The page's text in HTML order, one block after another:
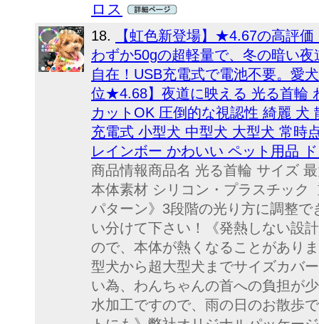
ロス
18.
【虹色新登場】★4.67の高評
わずか50gの超軽量で、冬の暗い
自在！USB充電式で電池不要。愛
位★4.68】夜道に映える 光る首輪
カットOK 圧倒的な視認性 綺麗 犬
充電式 小型犬 中型犬 大型犬 常時
レインボー かわいい ペット用品
商品情報商品名 光る首輪 サイズ
本体素材 シリコン・プラスチッ
パターン》3段階の光り方に調整
い分けて下さい！《発熱しない設
ので、本体が熱くなることがあり
型犬から超大型犬までサイズカバ
い為、わんちゃんの首への負担が
水加工ですので、雨の日のお散歩